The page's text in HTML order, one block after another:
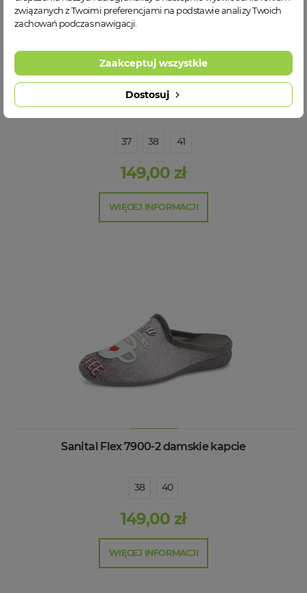
Sanital Flex 7900-19 damskie kapcie
37 38 41
149,00 zł
WIĘCEJ INFORMACJI
Sanital Flex 7900-2 damskie kapcie
38 40
149,00 zł
WIĘCEJ INFORMACJI
związanych z Twoimi preferencjami na podstawie analizy Twoich
zachowań podczas nawigacji.
Dostosuj
Zaakceptuj wszystkie